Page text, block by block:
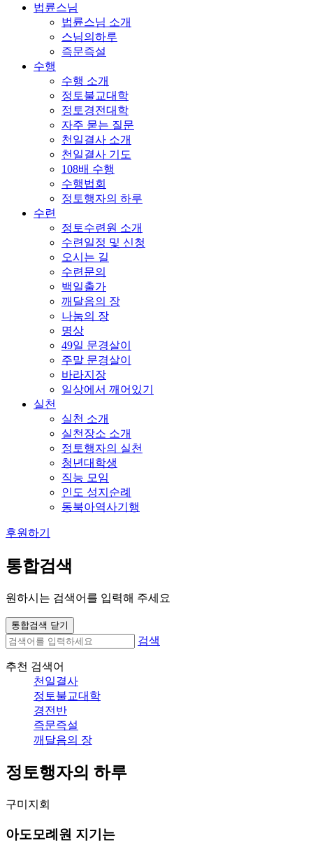
법륜스님
법륜스님 소개
스님의하루
즉문즉설
수행
수행 소개
정토불교대학
정토경전대학
자주 묻는 질문
천일결사 소개
천일결사 기도
108배 수행
수행법회
정토행자의 하루
수련
정토수련원 소개
수련일정 및 신청
오시는 길
수련문의
백일출가
깨달음의 장
나눔의 장
명상
49일 문경살이
주말 문경살이
바라지장
일상에서 깨어있기
실천
실천 소개
실천장소 소개
정토행자의 실천
청년대학생
직능 모임
인도 성지순례
동북아역사기행
후원하기
통합검색
원하시는 검색어를 입력해 주세요
통합검색 닫기
검색
추천 검색어
천일결사
정토불교대학
경전반
즉문즉설
깨달음의 장
정토행자의 하루
구미지회
아도모례원 지기는